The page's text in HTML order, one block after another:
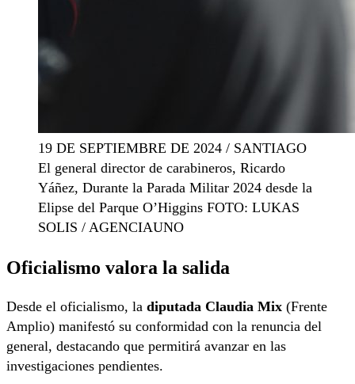
19 DE SEPTIEMBRE DE 2024 / SANTIAGO
El general director de carabineros, Ricardo
Yáñez, Durante la Parada Militar 2024 desde la
Elipse del Parque O’Higgins FOTO: LUKAS
SOLIS / AGENCIAUNO
Oficialismo valora la salida
Desde el oficialismo, la diputada Claudia Mix (Frente
Amplio) manifestó su conformidad con la renuncia del
general, destacando que permitirá avanzar en las
investigaciones pendientes.